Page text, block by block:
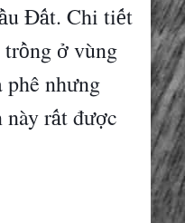
uĐất. Chi tiết
ồng ở vùng
phê nhưng
này rấtđược